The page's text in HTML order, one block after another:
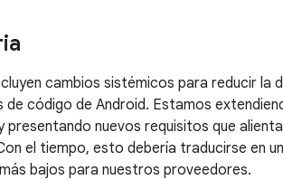
cambios sistémicos para reducir la
de código de Android. Estamos
presentando nuevos requisitos que
el tiempo, esto debería traducirse en
bajos para nuestros proveedores.